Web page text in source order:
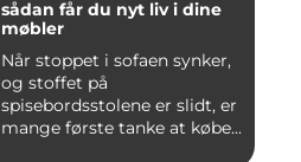
sådan får du nyt liv i dine
møbler
Når stoppet i sofaen synker,
og stoffet på
spisebordsstolene er slidt, er
mange første tanke at købe...